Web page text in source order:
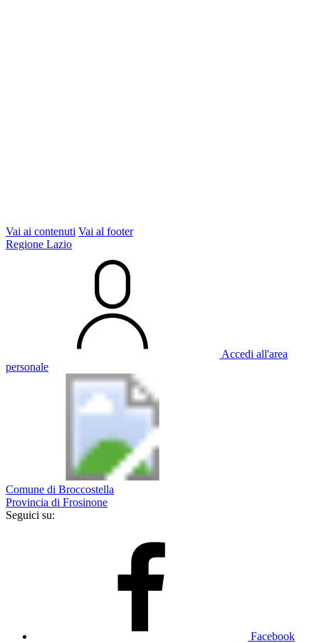
Vai ai contenuti Vai al footer
Regione Lazio
Accedi all'area
personale
Comune di Broccostella
Provincia di Frosinone
Seguici su:
Facebook